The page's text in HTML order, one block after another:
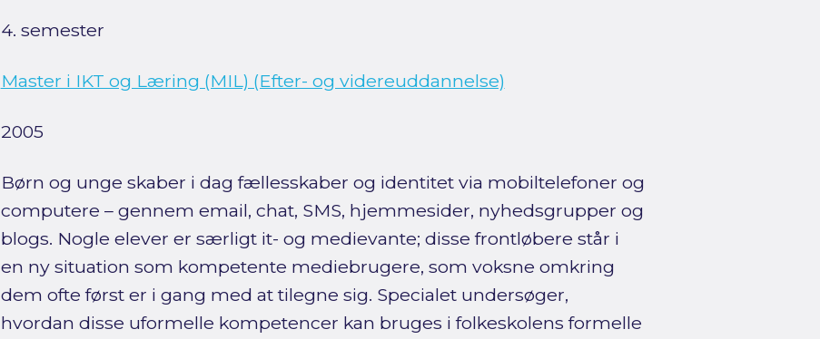
4. semester
Master i IKT og Læring (MIL) (Efter- og videreuddannelse)
2005
Børn og unge skaber i dag fællesskaber og identitet via mobiltelefoner og
computere – gennem email, chat, SMS, hjemmesider, nyhedsgrupper og
blogs. Nogle elever er særligt it- og medievante; disse frontløbere står i
en ny situation som kompetente mediebrugere, som voksne omkring
dem ofte først er i gang med at tilegne sig. Specialet undersøger,
hvordan disse uformelle kompetencer kan bruges i folkeskolens formelle